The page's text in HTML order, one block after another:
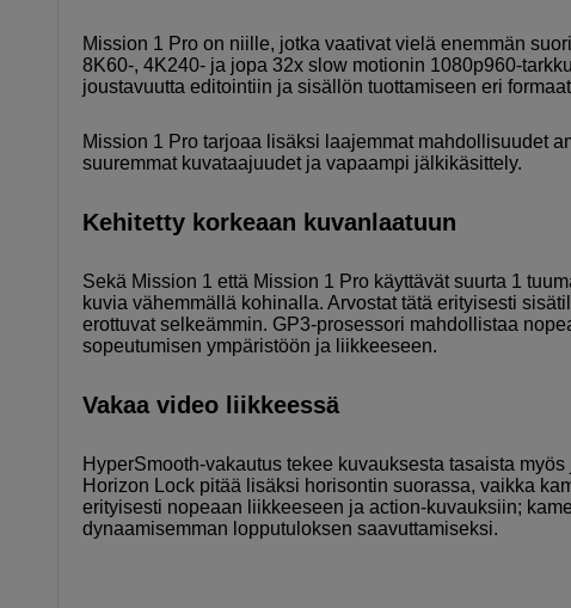
Mission 1 Pro on niille, jotka vaativat vielä enemmän
8K60-, 4K240- ja jopa 32x slow motionin 1080p960-
joustavuutta editointiin ja sisällön tuottamiseen eri
Mission 1 Pro tarjoaa lisäksi laajemmat mahdollisuudet
suuremmat kuvataajuudet ja vapaampi jälkikäsittely.
Kehitetty korkeaan kuvanlaatuun
Sekä Mission 1 että Mission 1 Pro käyttävät suurta 1
kuvia vähemmällä kohinalla. Arvostat tätä erityisesti
erottuvat selkeämmin. GP3-prosessori mahdollistaa
sopeutumisen ympäristöön ja liikkeeseen.
Vakaa video liikkeessä
HyperSmooth-vakautus tekee kuvauksesta tasaista
Horizon Lock pitää lisäksi horisontin suorassa, vaikka
erityisesti nopeaan liikkeeseen ja action-kuvauksiin;
dynaamisemman lopputuloksen saavuttamiseksi.